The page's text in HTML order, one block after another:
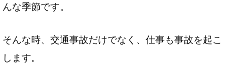
んな季節です。
そんな時、交通事故だけでなく、仕事も事故を起こ
します。